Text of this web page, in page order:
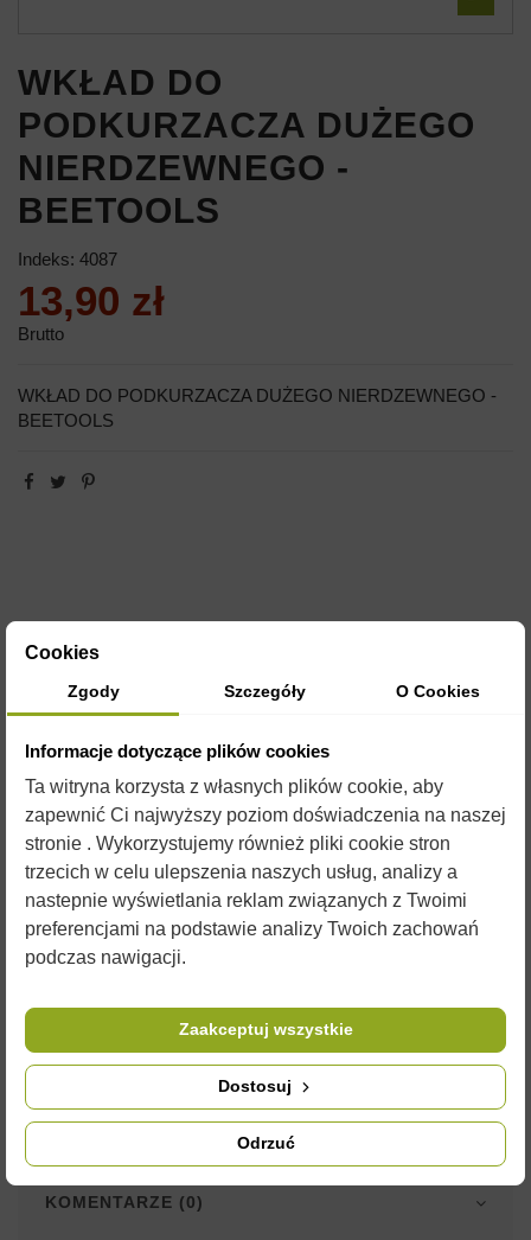
WKŁAD DO
PODKURZACZA DUŻEGO
NIERDZEWNEGO -
BEETOOLS
Indeks: 4087
13,90 zł
Brutto
WKŁAD DO PODKURZACZA DUŻEGO NIERDZEWNEGO -
BEETOOLS
OPIS
WKŁAD DO PODKURZACZA DUŻEGO NIERDZEWNEGO -
BEETOOLS
Oferujemy wszystkie elementy wymienne do urządzenia.
Do podkurzacza polecamy zawsze pożyteczneramkiktóre są
lekkie i wytrzymałe. W naszej ofercie można znaleźć
doskonałej jakości węzęfirmy "Łysoń". Przydatne może stać
się równieżdłutooraz
różnić się od wyglądu w rzeczywistości. Nie zmienia to jednak
ich właściwości użytkowych.
SZCZEGÓŁY PRODUKTU
KOMENTARZE (0)
Cookies
Zgody Szczegóły O Cookies
Informacje dotyczące plików cookies
Ta witryna korzysta z własnych plików cookie, aby
zapewnić Ci najwyższy poziom doświadczenia na naszej
stronie . Wykorzystujemy również pliki cookie stron
trzecich w celu ulepszenia naszych usług, analizy a
nastepnie wyświetlania reklam związanych z Twoimi
preferencjami na podstawie analizy Twoich zachowań
podczas nawigacji.
Odrzuć
Dostosuj
Zaakceptuj wszystkie